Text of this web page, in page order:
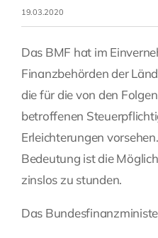
Fragen Sie Ihre Kanzlei
Kontakt
19.03.2020
Das BMF hat im
Finanzbehörden der
die für die von den
betroffenen
Erleichterungen
Bedeutung ist die
zinslos zu stunden.
Das